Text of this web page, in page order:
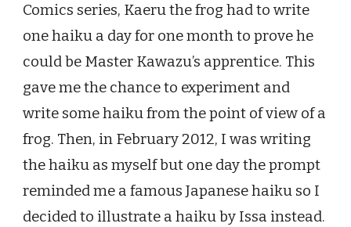
Comics series, Kaeru the frog had to write
one haiku a day for one month to prove he
could be Master Kawazu’s apprentice. This
gave me the chance to experiment and
write some haiku from the point of view of a
frog. Then, in February 2012, I was writing
the haiku as myself but one day the prompt
reminded me a famous Japanese haiku so I
decided to illustrate a haiku by Issa instead.